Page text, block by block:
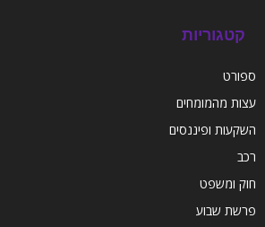
קטגוריות
ספורט
עצות מהמומחים
השקעות ופיננסים
רכב
חוק ומשפט
פרשת שבוע